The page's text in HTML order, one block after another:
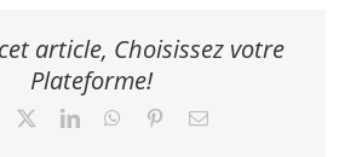
article, Choisissez votre
Plateforme!
Facebook LinkedInWhatsApp
PinterestEmail